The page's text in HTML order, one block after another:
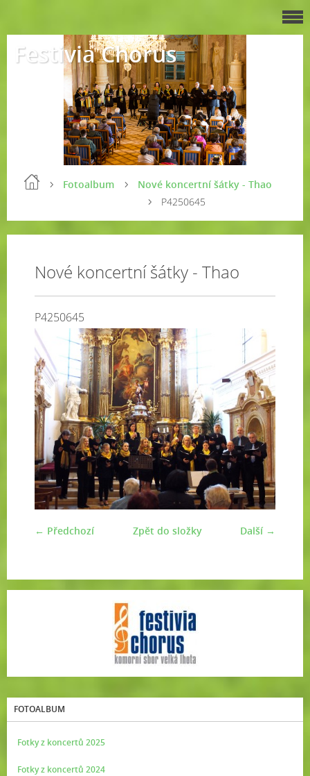
Festivia Chorus
Fotoalbum
Nové koncertní šátky - Thao
P4250645
Nové koncertní šátky - Thao
P4250645
← Předchozí Další →
Zpět do složky
FOTOALBUM
Fotky z koncertů 2025
Fotky z koncertů 2024